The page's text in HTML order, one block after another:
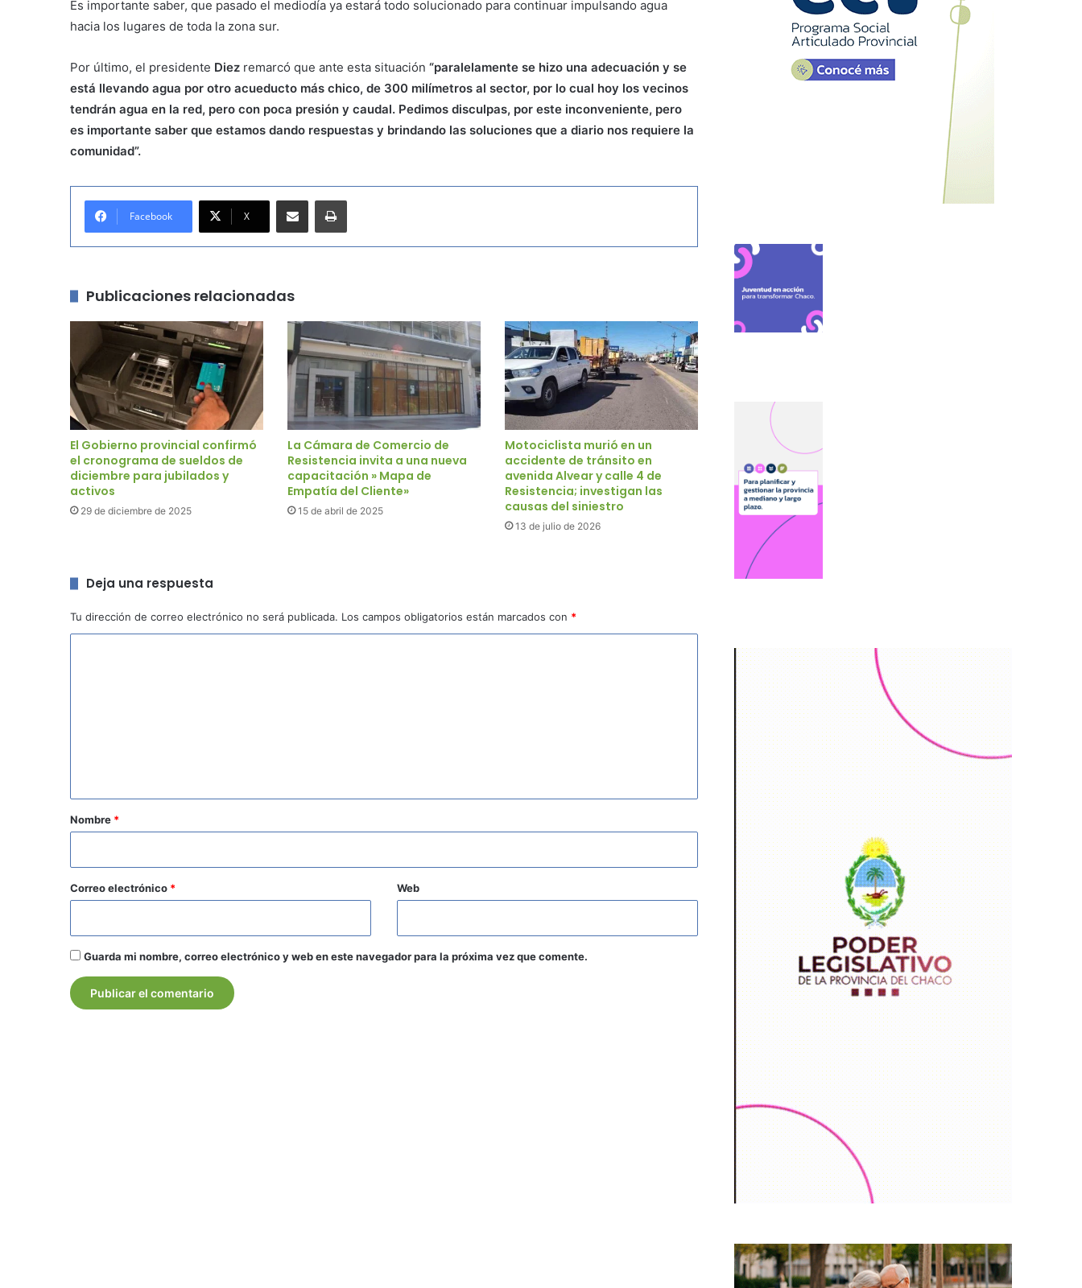
Es importante saber, que pasado el mediodía ya estará todo solucionado para continuar impulsando agua
hacia los lugares de toda la zona sur.
Por último, el presidente Diez remarcó que ante esta situación “paralelamente se hizo una adecuación y se
está llevando agua por otro acueducto más chico, de 300 milímetros al sector, por lo cual hoy los vecinos
tendrán agua en la red, pero con poca presión y caudal. Pedimos disculpas, por este inconveniente, pero
es importante saber que estamos dando respuestas y brindando las soluciones que a diario nos requiere la
comunidad”.
Facebook X
Publicaciones relacionadas
El Gobierno provincial confirmó
el cronograma de sueldos de
diciembre para jubilados y
activos
29 de diciembre de 2025
La Cámara de Comercio de
Resistencia invita a una nueva
capacitación » Mapa de
Empatía del Cliente»
15 de abril de 2025
Motociclista murió en un
accidente de tránsito en
avenida Alvear y calle 4 de
Resistencia; investigan las
causas del siniestro
13 de julio de 2026
Deja una respuesta
Tu dirección de correo electrónico no será publicada. Los campos obligatorios están marcados con *
r
o
*
Nombre *
Correo electrónico * Web
Guarda mi nombre, correo electrónico y web en este navegador para la próxima vez que comente.